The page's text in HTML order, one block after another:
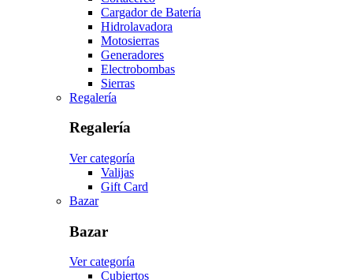
Cargador de Batería
Hidrolavadora
Motosierras
Generadores
Electrobombas
Sierras
Regalería
Regalería
Ver categoría
Valijas
Gift Card
Bazar
Bazar
Ver categoría
Cubiertos